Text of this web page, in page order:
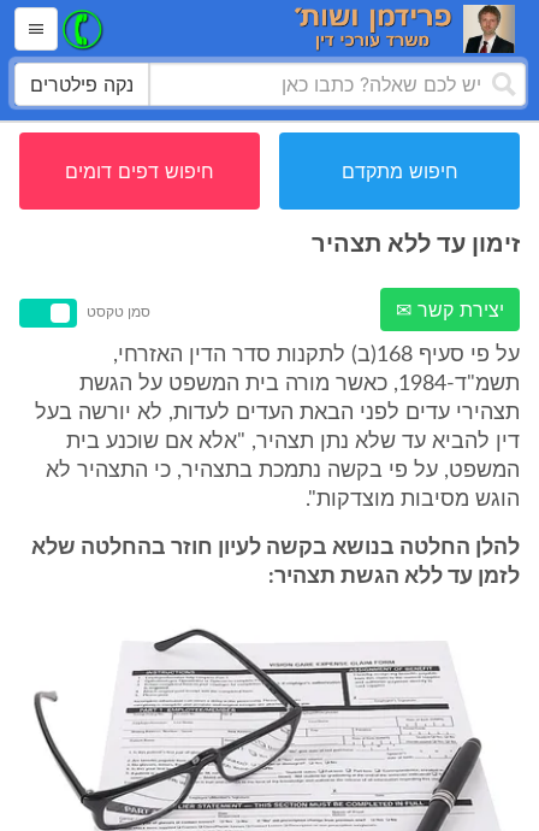
נקה פילטרים
חיפוש מתקדם חיפוש דפים דומים
זימון עד ללא תצהיר
יצירת קשר ✉ סמן טקסט
על פי סעיף 168(ב) לתקנות סדר הדין האזרחי,
תשמ"ד-1984, כאשר מורה בית המשפט על הגשת
תצהירי עדים לפני הבאת העדים לעדות, לא יורשה בעל
דין להביא עד שלא נתן תצהיר, "אלא אם שוכנע בית
המשפט, על פי בקשה נתמכת בתצהיר, כי התצהיר לא
הוגש מסיבות מוצדקות".
להלן החלטה בנושא בקשה לעיון חוזר בהחלטה שלא
לזמן עד ללא הגשת תצהיר: